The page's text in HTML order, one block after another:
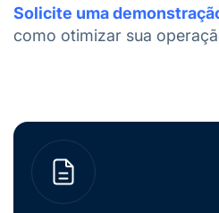
Solicite uma
como otimizar sua